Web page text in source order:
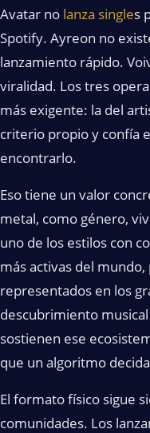
Avatar no lanza singles
Spotify. Ayreon no
lanzamiento rápido.
viralidad. Los tres
más exigente: la del
criterio propio y confía
encontrarlo.
Eso tiene un valor
metal, como género,
uno de los estilos con
más activas del
representados en los
descubrimiento
sostienen ese
que un algoritmo
El formato físico sigue
comunidades. Los